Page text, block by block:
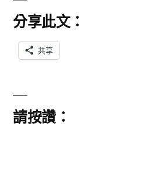
分享此文：
共享
請按讚：